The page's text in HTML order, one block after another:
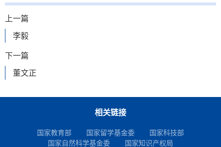
上一篇
李毅
下一篇
董文正
相关链接
国家教育部 国家留学基金委
国家科技部
国家自然科学基金委
国家知识产权局